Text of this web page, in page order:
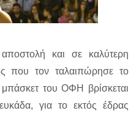
και σε καλύτερη
που τον ταλαιπώρησε το
μπάσκετ του ΟΦΗ βρίσκεται
για το εκτός έδρας